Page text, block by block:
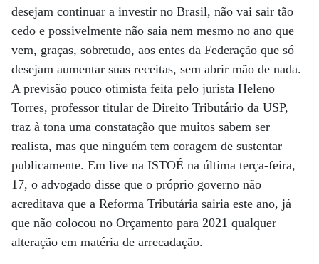
desejam continuar a investir no Brasil, não vai sair tão
cedo e possivelmente não saia nem mesmo no ano que
vem, graças, sobretudo, aos entes da Federação que só
desejam aumentar suas receitas, sem abrir mão de nada.
A previsão pouco otimista feita pelo jurista Heleno
Torres, professor titular de Direito Tributário da USP,
traz à tona uma constatação que muitos sabem ser
realista, mas que ninguém tem coragem de sustentar
publicamente. Em live na ISTOÉ na última terça-feira,
17, o advogado disse que o próprio governo não
acreditava que a Reforma Tributária sairia este ano, já
que não colocou no Orçamento para 2021 qualquer
alteração em matéria de arrecadação.